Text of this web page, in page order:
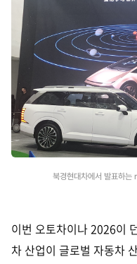
북경현대차에서 발표하
이번 오토차이나 2026이
차 산업이 글로벌 자동차